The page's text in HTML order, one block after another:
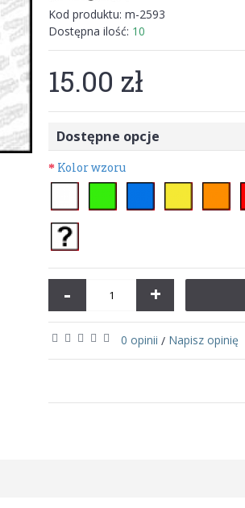
Kod produktu: m-2593
Dostępna ilość: 10
15.00 zł
Dostępne opcje
Kolor wzoru
- +
0 opinii / Napisz opinię